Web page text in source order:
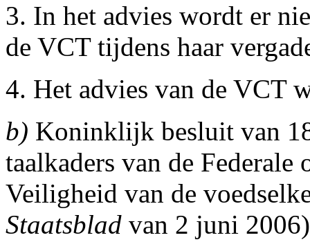
3. In het advies wordt er
de VCT tijdens haar
4. Het advies van de VCT
b) Koninklijk besluit van
taalkaders van de
Veiligheid van de
Staatsblad van 2 juni